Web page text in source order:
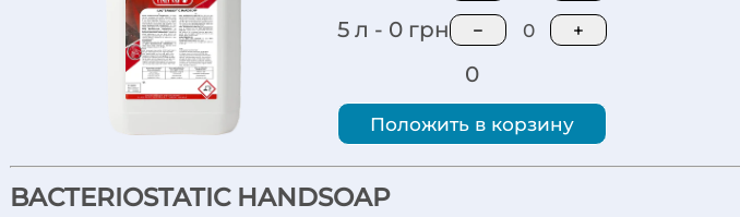
5 л - 0 грн − 0 +
0
Положить в корзину
BACTERIOSTATIC HANDSOAP